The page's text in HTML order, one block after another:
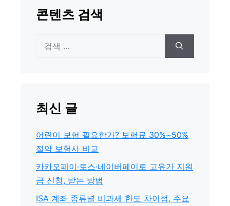
콘텐츠 검색
최신 글
어린이 보험 필요한가? 보험료 30%~50%
절약 보험사 비교
카카오페이·토스·네이버페이로 고유가 지원
금 신청, 받는 방법
ISA 계좌 종류별 비과세 한도 차이점, 주요